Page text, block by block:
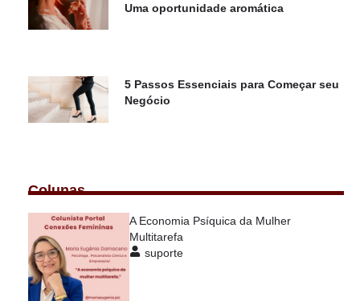
Uma oportunidade aromática
5 Passos Essenciais para Começar seu
Negócio
Colunas
A Economia Psíquica da Mulher
Multitarefa
suporte